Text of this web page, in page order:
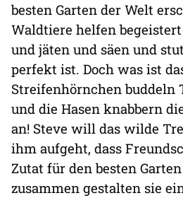
besten Garten der Welt
Waldtiere helfen
und jäten und säen und
perfekt ist. Doch was ist
Streifenhörnchen buddeln
und die Hasen knabbern
an! Steve will das wilde
ihm aufgeht, dass
Zutat für den besten
zusammen gestalten sie